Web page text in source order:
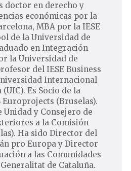
doctor en derecho y
económicas por la
MBA por la IESE
de la Universidad de
en Integración
la Universidad de
del IESE Business
Internacional
(UIC). Es Socio de la
Europrojects (Bruselas).
Unidad y Consejero de
a la Comisión
Ha sido Director del
pro Europa y Director
a las Comunidades
de Cataluña.